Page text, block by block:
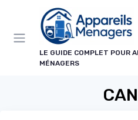
LE GUIDE COMPLET POUR
MÉNAGERS
Panneau de gestion des cookies